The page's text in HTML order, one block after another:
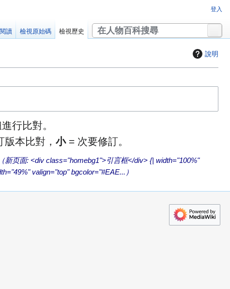
說明
行比對。
本比對， 小= 次要修訂。
新页面: <div class="homebg1">引言框</div> {| width="100%"
valign="top" bgcolor="#EAE...
登入
閱讀 檢視原始碼 檢視歷史
搜
尋